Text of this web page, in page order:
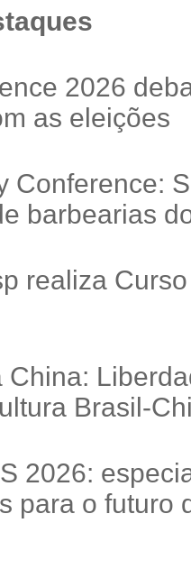
2026
as eleições
Conference:
barbearias
realiza
China:
Brasil-
2026:
para o futuro